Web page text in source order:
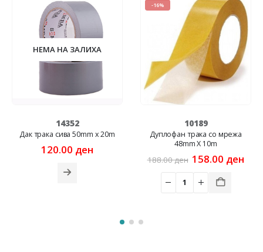
НЕМА НА ЗАЛИХА
14352
Дак трака сива 50mm x 20m
120.00 ден
-16%
10189
Дуплофан трака со мрежа
48mm X 10m
188.00ден Original
was:
188.00 ден.
158.00 ден